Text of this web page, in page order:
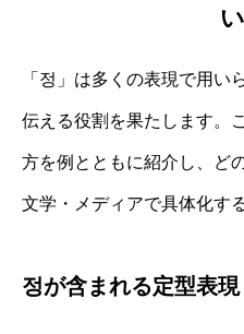
「정」は多くの表現で用い
伝える役割を果たします。
方を例とともに紹介し、ど
文学・メディアで具体化す
정が含まれる定型表現